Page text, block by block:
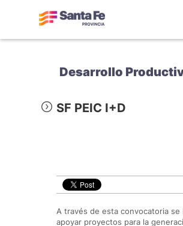
Desarrollo
SF PEIC I+D
A través de esta convocatoria se
apoyar proyectos para la